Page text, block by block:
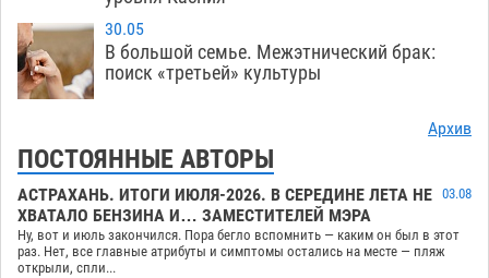
30.05
В большой семье. Межэтнический брак:
поиск «третьей» культуры
Архив
ПОСТОЯННЫЕ АВТОРЫ
АСТРАХАНЬ. ИТОГИ ИЮЛЯ-2026. В СЕРЕДИНЕ ЛЕТА НЕ
ХВАТАЛО БЕНЗИНА И… ЗАМЕСТИТЕЛЕЙ МЭРА
03.08
Ну, вот и июль закончился. Пора бегло вспомнить — каким он был в этот
раз. Нет, все главные атрибуты и симптомы остались на месте — пляж
открыли, спли...